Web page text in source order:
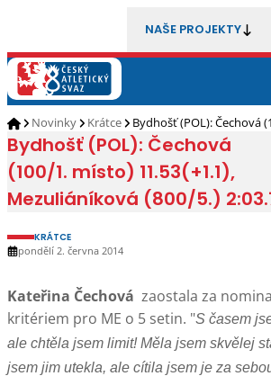
NAŠE PROJEKTY
Novinky Krátce Bydhošť (POL): Čechová
Bydhošť (POL): Čechová
(100/1. místo) 11.53(+1.1),
Mezuliáníková (800/5.)
KRÁTCE
pondělí 2. června 2014
Kateřina Čechová zaostala za
kritériem pro ME o 5 setin. "S časem
ale chtěla jsem limit! Měla jsem skvělej
jsem jim utekla, ale cítila jsem je za